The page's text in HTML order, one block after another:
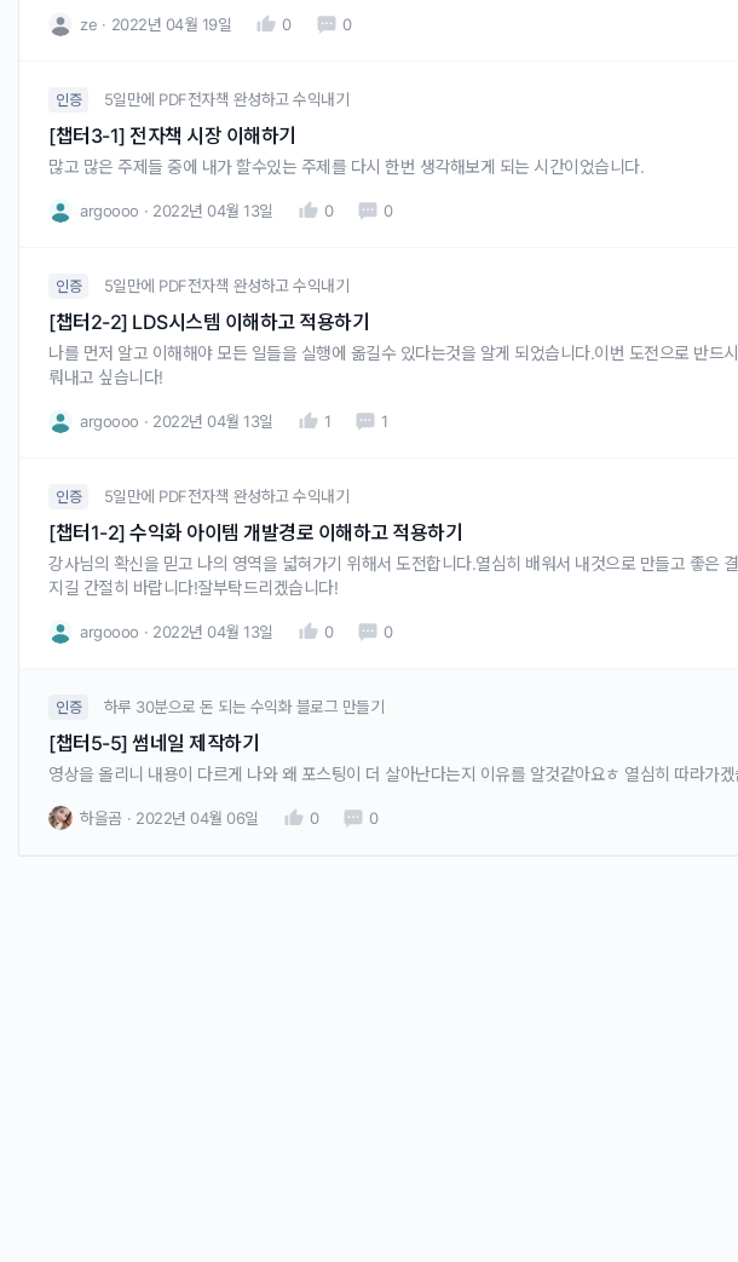
ze 2022년 04월 19일 0 0
인증 5일만에 PDF전자책 완성하고 수익내기
[챕터3-1] 전자책 시장 이해하기
많고 많은 주제들 중에 내가 할수있는 주제를 다시 한번 생각해보게 되는 시간이었습니다.
argoooo 2022년 04월 13일 0 0
인증 5일만에 PDF전자책 완성하고 수익내기
[챕터2-2] LDS시스템 이해하고 적용하기
나를 먼저 알고 이해해야 모든 일들을 실행에 옮길수 있다는것을 알게 되었습니다.이번 도전으로 반드
뤄내고 싶습니다!
argoooo 2022년 04월 13일 1 1
인증 5일만에 PDF전자책 완성하고 수익내기
[챕터1-2] 수익화 아이템 개발경로 이해하고 적용하기
강사님의 확신을 믿고 나의 영역을 넓혀가기 위해서 도전합니다.열심히 배워서 내것으로 만들고 좋은
지길 간절히 바랍니다!잘부탁드리겠습니다!
argoooo 2022년 04월 13일 0 0
인증 하루 30분으로 돈 되는 수익화 블로그 만들기
[챕터5-5] 썸네일 제작하기
영상을 올리니 내용이 다르게 나와 왜 포스팅이 더 살아난다는지 이유를 알것같아요ㅎ 열심히 따라가
하을곰 2022년 04월 06일 0 0